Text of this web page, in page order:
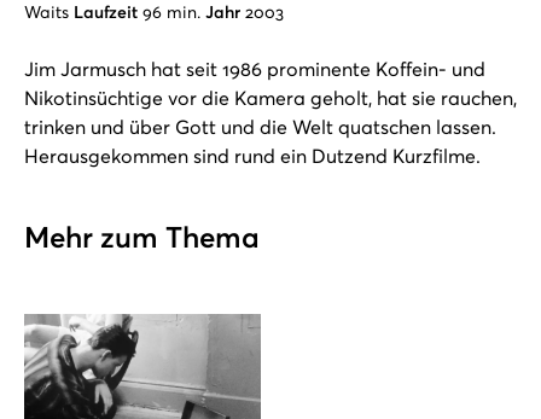
Waits Laufzeit 96 min. Jahr 2003
Jim Jarmusch hat seit 1986 prominente Koffein- und
Nikotinsüchtige vor die Kamera geholt, hat sie rauchen,
trinken und über Gott und die Welt quatschen lassen.
Herausgekommen sind rund ein Dutzend Kurzfilme.
Mehr zum Thema